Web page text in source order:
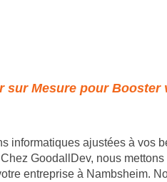
sur Mesure pour
informatiques ajustées à vos
GoodallDev, nous
entreprise à Nambsheim.